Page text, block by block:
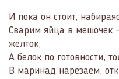
И пока он стоит,
Сварим яйца в мешочек
желток,
А белок по готовности,
В маринад нарезаем,